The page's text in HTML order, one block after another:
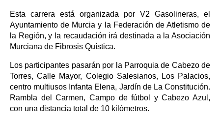
Esta carrera está organizada por V2 Gasolineras, el
Ayuntamiento de Murcia y la Federación de Atletismo de
la Región, y la recaudación irá destinada a la Asociación
Murciana de Fibrosis Quística.
Los participantes pasarán por la Parroquia de Cabezo de
Torres, Calle Mayor, Colegio Salesianos, Los Palacios,
centro multiusos Infanta Elena, Jardín de La Constitución.
Rambla del Carmen, Campo de fútbol y Cabezo Azul,
con una distancia total de 10 kilómetros.